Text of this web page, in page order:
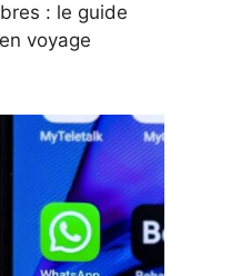
: le guide
voyage